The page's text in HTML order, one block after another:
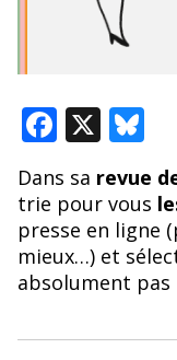
F
e
b
o
o
k
X Bl
u
e
y
Dans sa revue
trie pour vous
presse en ligne
mieux…) et
absolument pas